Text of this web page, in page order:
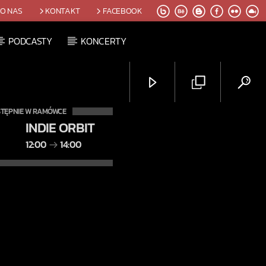
O NAS KONTAKT FACEBOOK
PODCASTY KONCERTY
W RAMÓWCE
INDIE ORBIT
12:00 14:00